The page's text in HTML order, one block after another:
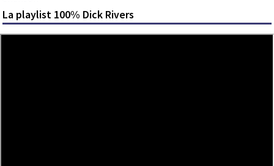
La playlist 100% Dick Rivers